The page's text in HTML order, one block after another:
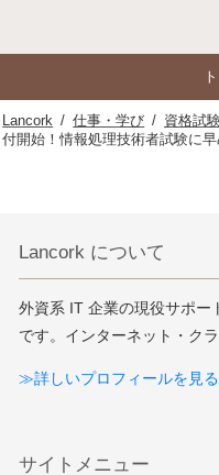
Lancork / 仕事・学び / 資格試
付開始！情報処理技術者試験に
Lancork について
外資系 IT 企業の現役サポー
です。インターネット・ク
≫詳しいプロフィールを見る
サイトメニュー